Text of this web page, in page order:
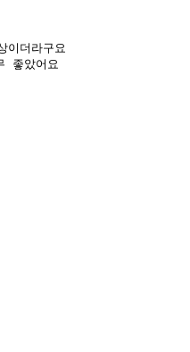
더라구요
좋았어요